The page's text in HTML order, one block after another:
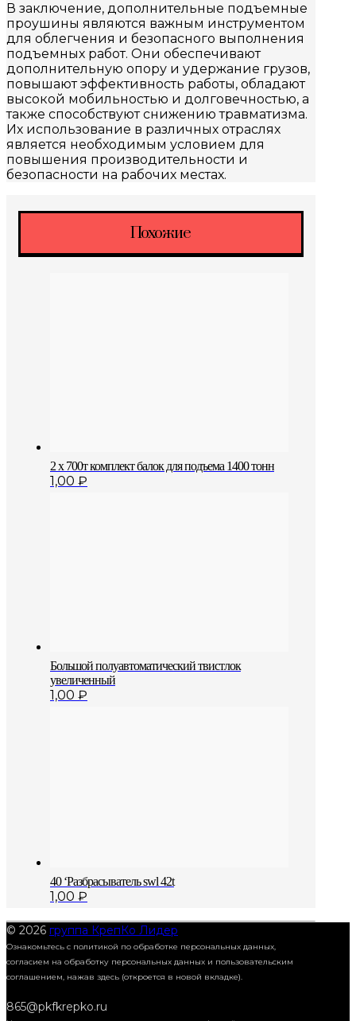
В заключение, дополнительные подъемные
проушины являются важным инструментом
для облегчения и безопасного выполнения
подъемных работ. Они обеспечивают
дополнительную опору и удержание грузов,
повышают эффективность работы, обладают
высокой мобильностью и долговечностью, а
также способствуют снижению травматизма.
Их использование в различных отраслях
является необходимым условием для
повышения производительности и
безопасности на рабочих местах.
Похожие
2 х 700т комплект балок для подъема 1400 тонн
1,00 ₽
Большой полуавтоматический твистлок
увеличенный
1,00 ₽
40 ‘Разбрасыватель swl 42t
1,00 ₽
© 2026 группа КрепКо Лидер
Ознакомьтесь с политикой по обработке персональных данных,
согласием на обработку персональных данных и пользовательским
соглашением, нажав здесь (откроется в новой вкладке).
865@pkfkrepko.ru